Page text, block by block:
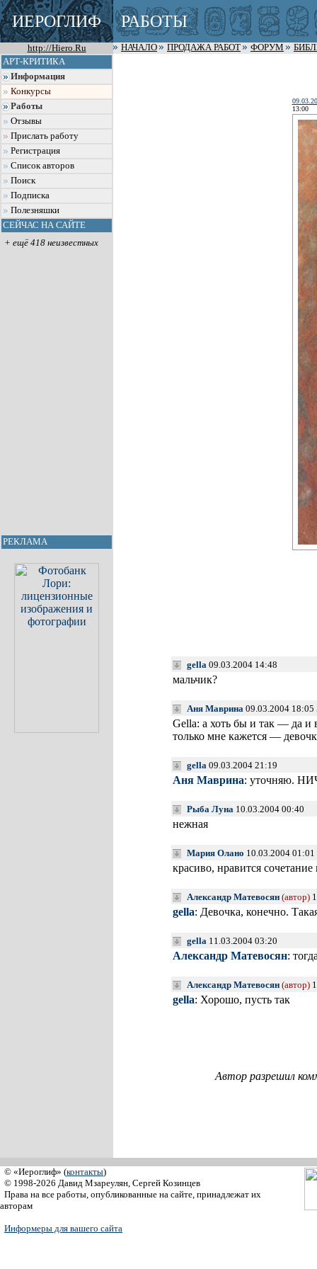
ИЕРОГЛИФ РАБОТЫ
http://Hiero.Ru НАЧАЛО ПРОДАЖА РАБОТ ФОРУМ
АРТ-КРИТИКА
Информация
Конкурсы
Работы
Отзывы
Прислать работу
Регистрация
Список авторов
Поиск
Подписка
Полезняшки
СЕЙЧАС НА САЙТЕ
+ ещё 418 неизвестных
РЕКЛАМА
13:00
gella 09.03.2004 14:48
мальчик?
Аня Маврина 09.03.2004 18:05
Gella: а хоть бы и так — да и
только мне кажется —
gella 09.03.2004 21:19
Аня Маврина: уточняю.
Рыба Луна 10.03.2004 00:40
нежная
Мария Олано 10.03.2004 01:01
красиво, нравится сочетание
Александр Матевосян (автор)
gella: Девочка, конечно.
gella 11.03.2004 03:20
Александр Матевосян:
Александр Матевосян (автор)
gella: Хорошо, пусть так
Автор разрешил
© «Иероглиф» (контакты)
© 1998-2026 Давид Мзареулян, Сергей Козинцев
Права на все работы, опубликованные на сайте, принадлежат их
авторам
Информеры для вашего сайта